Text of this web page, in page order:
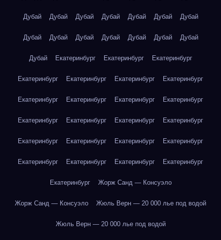
Дубай Дубай Дубай Дубай Дубай Дубай Дубай
Дубай Дубай Дубай Дубай Дубай Дубай Дубай
Дубай Екатеринбург Екатеринбург Екатеринбург
Екатеринбург Екатеринбург Екатеринбург Екатеринбург
Екатеринбург Екатеринбург Екатеринбург Екатеринбург
Екатеринбург Екатеринбург Екатеринбург Екатеринбург
Екатеринбург Екатеринбург Екатеринбург Екатеринбург
Екатеринбург Екатеринбург Екатеринбург Екатеринбург
Екатеринбург Жорж Санд — Консуэло
Жорж Санд — Консуэло Жюль Верн — 20 000 лье под водой
Жюль Верн — 20 000 лье под водой